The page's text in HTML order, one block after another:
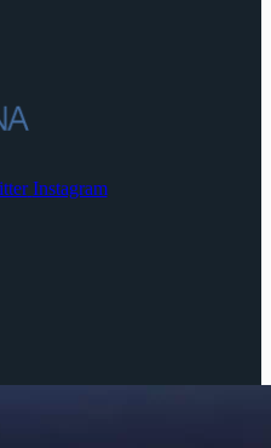
Instagram